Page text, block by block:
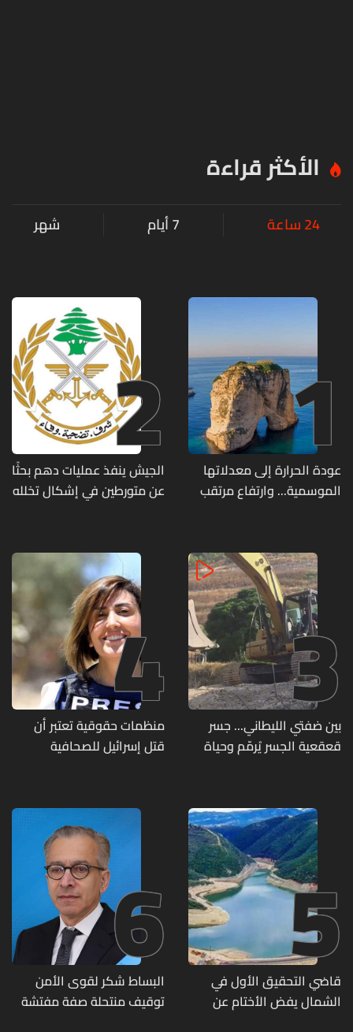
الأكثر قراءة
24 ساعة 7 أيام شهر
1
عودة الحرارة إلى معدلاتها
الموسمية... وارتفاع مرتقب
2
الجيش ينفذ عمليات دهم بحثًا
عن متورطين في إشكال تخلله
مزروعة بالماريجوانا
3
بين ضفتي الليطاني... جسر
قعقعية الجسر يُرمّم وحياة
4
منظمات حقوقية تعتبر أن
قتل إسرائيل للصحافية
5
قاضي التحقيق الأول في
الشمال يفض الأختام عن
6
البساط شكر لقوى الأمن
توقيف منتحلة صفة مفتشة